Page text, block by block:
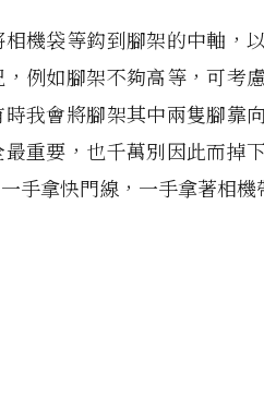
機袋等鈎到腳架的中軸，
例如腳架不夠高等，可考
我會將腳架其中兩隻腳靠
重要，也千萬別因此而掉
手拿快門線，一手拿著相機